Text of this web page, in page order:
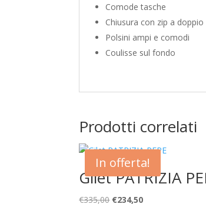
Comode tasche
Chiusura con zip a
Polsini ampi e comodi
Coulisse sul fondo
Prodotti correlati
In offerta!
Gilet PATRIZIA
€335,00 Il
€234,50Il